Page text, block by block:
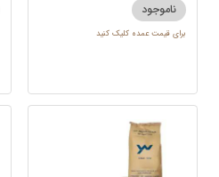
ناموجود
برای قیمت عمده کلیک کنید